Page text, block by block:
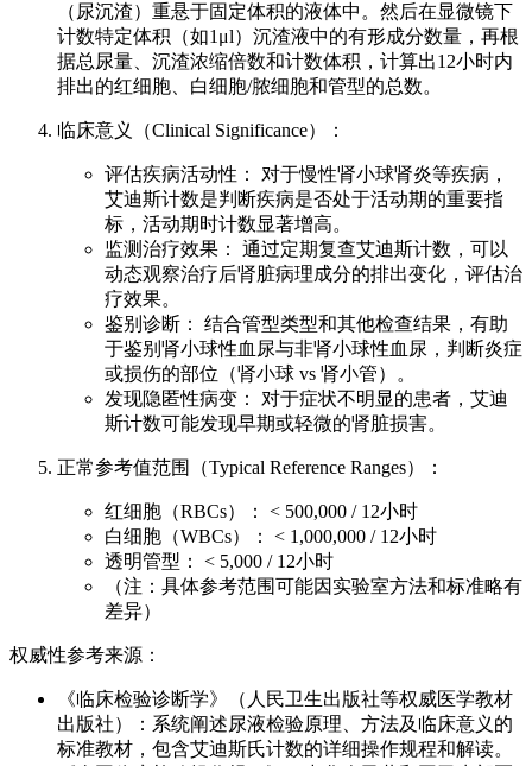
（尿沉渣）重悬于固定体积的液体中。然后在显微镜下
计数特定体积（如1μl）沉渣液中的有形成分数量，再根
据总尿量、沉渣浓缩倍数和计数体积，计算出12小时内
排出的红细胞、白细胞/脓细胞和管型的总数。
临床意义（Clinical Significance）：
评估疾病活动性： 对于慢性肾小球肾炎等疾病，
艾迪斯计数是判断疾病是否处于活动期的重要指
标，活动期时计数显著增高。
监测治疗效果： 通过定期复查艾迪斯计数，可以
动态观察治疗后肾脏病理成分的排出变化，评估治
疗效果。
鉴别诊断： 结合管型类型和其他检查结果，有助
于鉴别肾小球性血尿与非肾小球性血尿，判断炎症
或损伤的部位（肾小球 vs 肾小管）。
发现隐匿性病变： 对于症状不明显的患者，艾迪
斯计数可能发现早期或轻微的肾脏损害。
正常参考值范围（Typical Reference Ranges）：
红细胞（RBCs）： < 500,000 / 12小时
白细胞（WBCs）： < 1,000,000 / 12小时
透明管型： < 5,000 / 12小时
（注：具体参考范围可能因实验室方法和标准略有
差异）
权威性参考来源：
《临床检验诊断学》（人民卫生出版社等权威医学教材
出版社）：系统阐述尿液检验原理、方法及临床意义的
标准教材，包含艾迪斯氏计数的详细操作规程和解读。